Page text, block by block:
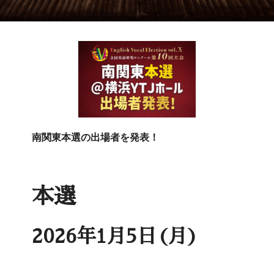
南関東本選の出場者を発表！
本選
2026年1月5日(月)